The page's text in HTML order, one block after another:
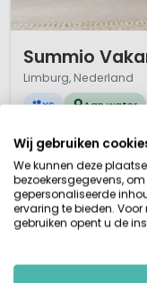
Summio
Limburg, Nederland
XS Aan water
Kleinschalig
Op korte afstand
Recreatiemeer met
Fietsen en wandelen
Het kleinschalige
noordelijkste puntje van
kunnen terecht bij de
Wij gebruiken
We kunnen deze
bezoekersgegevens,
gepersonaliseerde
ervaring te bieden.
gebruiken opent u de